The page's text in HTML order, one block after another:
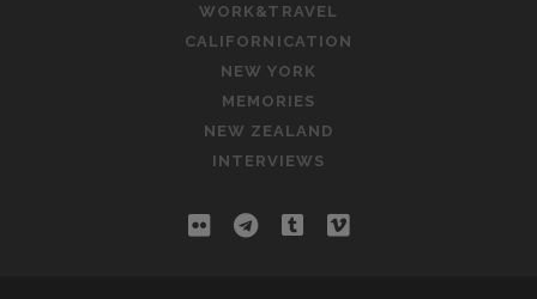
WORK&TRAVEL
CALIFORNICATION
NEW YORK
MEMORIES
NEW ZEALAND
INTERVIEWS
f
t
t
v